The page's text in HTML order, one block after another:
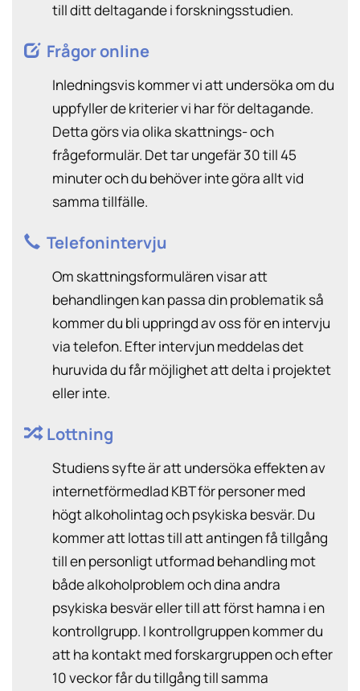
till ditt deltagande i forskningsstudien.
Frågor online
Inledningsvis kommer vi att undersöka om du
uppfyller de kriterier vi har för deltagande.
Detta görs via olika skattnings- och
frågeformulär. Det tar ungefär 30 till 45
minuter och du behöver inte göra allt vid
samma tillfälle.
Telefonintervju
Om skattningsformulären visar att
behandlingen kan passa din problematik så
kommer du bli uppringd av oss för en intervju
via telefon. Efter intervjun meddelas det
huruvida du får möjlighet att delta i projektet
eller inte.
Lottning
Studiens syfte är att undersöka effekten av
internetförmedlad KBT för personer med
högt alkoholintag och psykiska besvär. Du
kommer att lottas till att antingen få tillgång
till en personligt utformad behandling mot
både alkoholproblem och dina andra
psykiska besvär eller till att först hamna i en
kontrollgrupp. I kontrollgruppen kommer du
att ha kontakt med forskargruppen och efter
10 veckor får du tillgång till samma